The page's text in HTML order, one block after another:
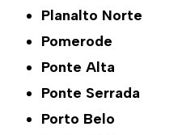
Planalto Norte
Pomerode
Ponte Alta
Ponte Serrada
Porto Belo